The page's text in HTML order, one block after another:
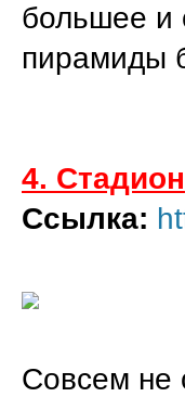
большее и
пирамиды
4. Стадион
Ссылка:
Совсем не